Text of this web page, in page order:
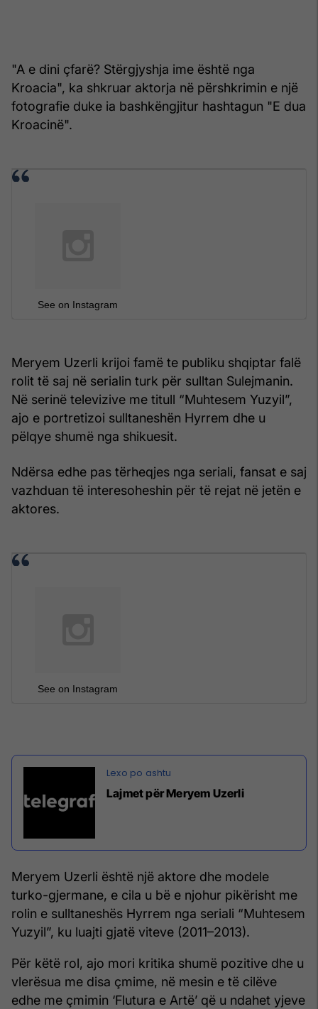
"A e dini çfarë? Stërgjyshja ime është nga
Kroacia", ka shkruar aktorja në përshkrimin e një
fotografie duke ia bashkëngjitur hashtagun "E dua
Kroacinë".
See on Instagram
Meryem Uzerli krijoi famë te publiku shqiptar falë
rolit të saj në serialin turk për sulltan Sulejmanin.
Në serinë televizive me titull “Muhtesem Yuzyil”,
ajo e portretizoi sulltaneshën Hyrrem dhe u
pëlqye shumë nga shikuesit.
Ndërsa edhe pas tërheqjes nga seriali, fansat e saj
vazhduan të interesoheshin për të rejat në jetën e
aktores.
See on Instagram
Lajmet për Meryem Uzerli
Meryem Uzerli është një aktore dhe modele
turko-gjermane, e cila u bë e njohur pikërisht me
rolin e sulltaneshës Hyrrem nga seriali “Muhtesem
Yuzyil”, ku luajti gjatë viteve (2011–2013).
Për këtë rol, ajo mori kritika shumë pozitive dhe u
vlerësua me disa çmime, në mesin e të cilëve
edhe me çmimin ‘Flutura e Artë’ që u ndahet yjeve